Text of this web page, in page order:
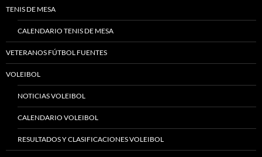
TENIS DE MESA
CALENDARIO TENIS DE MESA
VETERANOS FÚTBOL FUENTES
VOLEIBOL
NOTICIAS VOLEIBOL
CALENDARIO VOLEIBOL
RESULTADOS Y CLASIFICACIONES VOLEIBOL